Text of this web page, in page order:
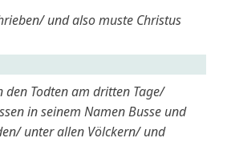
und also muste Christus
den Todten am dritten Tage/
in seinem Namen Busse und
unter allen Völckern/ und